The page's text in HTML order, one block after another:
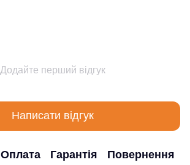
Додайте перший відгук
Написати відгук
Оплата Гарантія Повернення